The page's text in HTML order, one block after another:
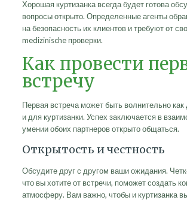
Хорошая куртизанка всегда будет готова
вопросы открыто. Определенные агенты
на безопасность их клиентов и требуют от
medizinische проверки.
Как провести
встречу
Первая встреча может быть волнительно как
и для куртизанки. Успех заключается в
умении обоих партнеров открыто общаться.
Открытость и честность
Обсудите друг с другом ваши ожидания.
что вы хотите от встречи, поможет создать
атмосферу. Вам важно, чтобы и куртизанка